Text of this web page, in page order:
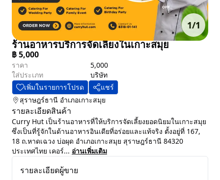
1/1
ร้านอาหารบริการจัดเลี้ยงในเกาะสมุย
฿5,000
ราคา
5,000
ใส่ประเภท
บริษัท
เพิ่มในรายการโปรด
แชร์
สุราษฎร์ธานี อำเภอเกาะสมุย
รายละเอียดสินค้า
Curry Hut เป็นร้านอาหารที่ให้บริการจัดเลี้ยงยอดนิยมในเกาะสมุย
ซึ่งเป็นที่รู้จักในด้านอาหารอินเดียที่อร่อยและแท้จริง ตั้งอยู่ที่ 167,
18 ถ.หาดเฉวง บ่อผุด อำเภอเกาะสมุย สุราษฎร์ธานี 84320
ประเทศไทย เคอร์... อ่านเพิ่มเติม
รายละเอียดผู้ขาย